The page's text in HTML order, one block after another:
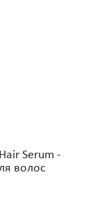
Serum -
волос